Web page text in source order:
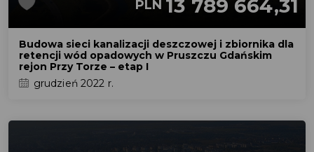
PLN 13 789 664,31
Budowa sieci kanalizacji deszczowej i zbiornika dla
retencji wód opadowych w Pruszczu Gdańskim
rejon Przy Torze – etap I
grudzień 2022 r.